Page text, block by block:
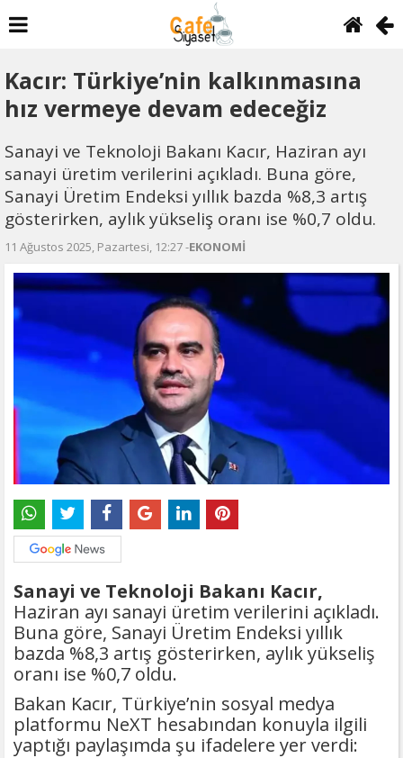
Kacır: Türkiye’nin kalkınmasına
hız vermeye devam edeceğiz
Sanayi ve Teknoloji Bakanı Kacır, Haziran ayı
sanayi üretim verilerini açıkladı. Buna göre,
Sanayi Üretim Endeksi yıllık bazda %8,3 artış
gösterirken, aylık yükseliş oranı ise %0,7 oldu.
11 Ağustos 2025, Pazartesi, 12:27 -EKONOMİ
Sanayi ve Teknoloji Bakanı Kacır,
Haziran ayı sanayi üretim verilerini açıkladı.
Buna göre, Sanayi Üretim Endeksi yıllık
bazda %8,3 artış gösterirken, aylık yükseliş
oranı ise %0,7 oldu.
Bakan Kacır, Türkiye’nin sosyal medya
platformu NeXT hesabından konuyla ilgili
yaptığı paylaşımda şu ifadelere yer verdi: